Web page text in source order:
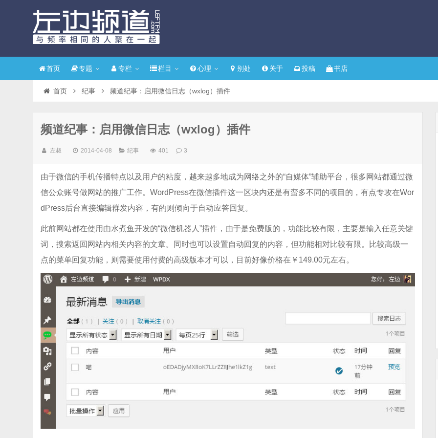
首页 专题 专栏 栏目 心理 别处 关于 投稿 书店
首页 纪事 频道纪事：启用微信日志（wxlog）插件
频道纪事：启用微信日志（wxlog）插件
左叔 2014-04-08 纪事 401 3
由于微信的手机传播特点以及用户的粘度，越来越多地成为网络之外的“自媒体”辅助平台，很多网站都通过微
信公众账号做网站的推广工作。WordPress在微信插件这一区块内还是有蛮多不同的项目的，有点专攻在Wor
dPress后台直接编辑群发内容，有的则倾向于自动应答回复。
此前网站都在使用由水煮鱼开发的“微信机器人”插件，由于是免费版的，功能比较有限，主要是输入任意关键
词，搜索返回网站内相关内容的文章。同时也可以设置自动回复的内容，但功能相对比较有限。比较高级一
点的菜单回复功能，则需要使用付费的高级版本才可以，目前好像价格在￥149.00元左右。